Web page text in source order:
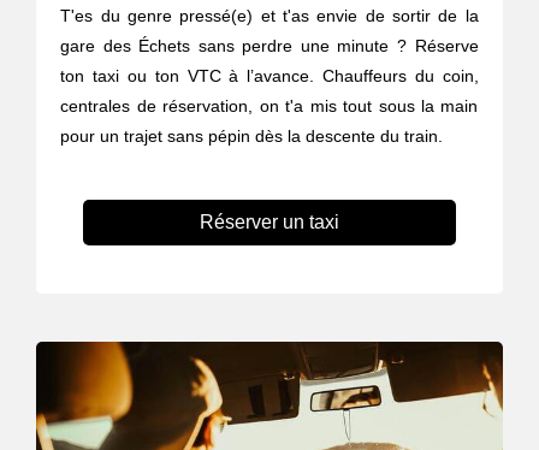
T'es du genre pressé(e) et t'as envie de sortir de la
gare des Échets sans perdre une minute ? Réserve
ton taxi ou ton VTC à l’avance. Chauffeurs du coin,
centrales de réservation, on t'a mis tout sous la main
pour un trajet sans pépin dès la descente du train.
Réserver un taxi